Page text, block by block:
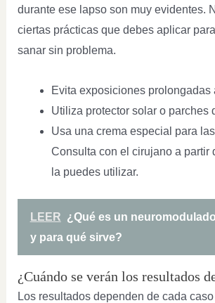
durante ese lapso son muy evidentes.
ciertas prácticas que debes aplicar
sanar sin problema.
Evita exposiciones prolongadas
Utiliza protector solar o parches
Usa una crema especial para
Consulta con el cirujano a partir
la puedes utilizar.
LEER ¿Qué es un
y para qué sirve?
¿Cuándo se verán los resultados
Los resultados dependen de cada